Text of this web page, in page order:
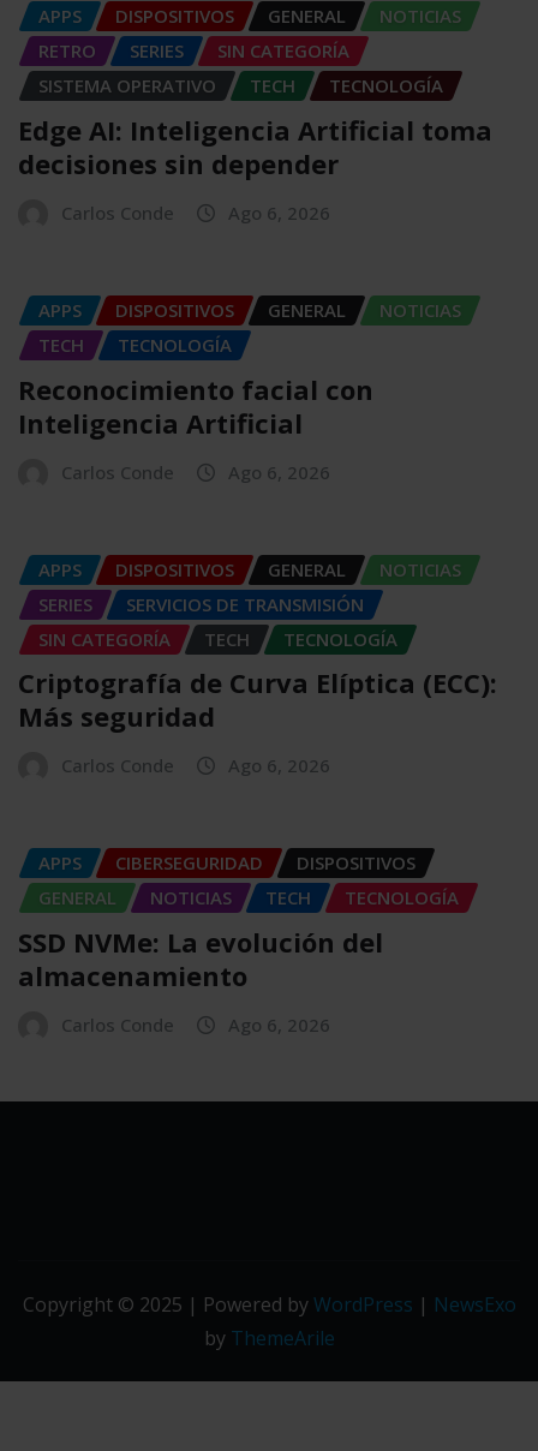
APPS DISPOSITIVOS GENERAL
NOTICIAS
RETRO
SERIES
SIN CATEGORÍA
SISTEMA OPERATIVO
TECH TECNOLOGÍA
Edge AI: Inteligencia Artificial toma
decisiones sin depender
Carlos Conde Ago 6, 2026
APPS DISPOSITIVOS GENERAL
NOTICIAS
TECH
TECNOLOGÍA
Reconocimiento facial con
Inteligencia Artificial
Carlos Conde Ago 6, 2026
APPS DISPOSITIVOS GENERAL
NOTICIAS
SERIES
SERVICIOS DE TRANSMISIÓN
SIN CATEGORÍA
TECH TECNOLOGÍA
Criptografía de Curva Elíptica (ECC):
Más seguridad
Carlos Conde Ago 6, 2026
APPS CIBERSEGURIDAD
DISPOSITIVOS
GENERAL
NOTICIAS TECH TECNOLOGÍA
SSD NVMe: La evolución del
almacenamiento
Carlos Conde Ago 6, 2026
Copyright © 2025 | Powered byWordPress | NewsExo
by ThemeArile